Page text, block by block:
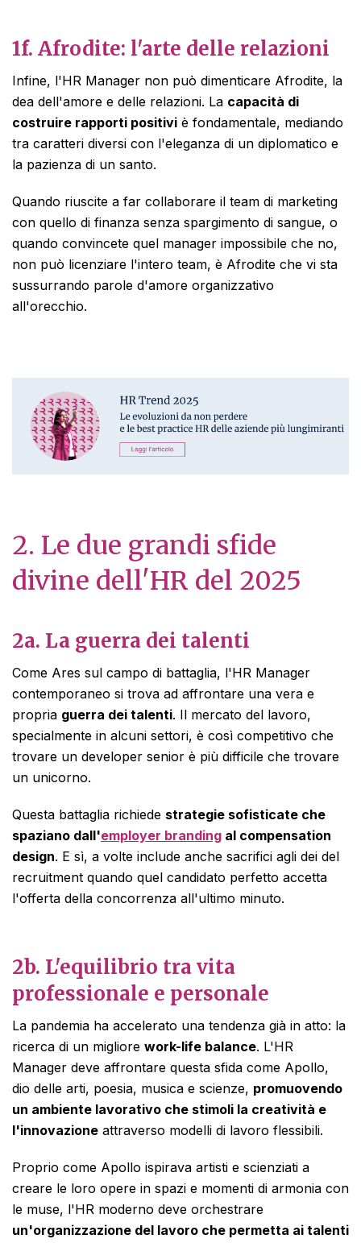
1f. Afrodite: l'arte delle relazioni
Infine, l'HR Manager non può dimenticare Afrodite, la
dea dell'amore e delle relazioni. La capacità di
costruire rapporti positivi è fondamentale, mediando
tra caratteri diversi con l'eleganza di un diplomatico e
la pazienza di un santo.
Quando riuscite a far collaborare il team di marketing
con quello di finanza senza spargimento di sangue, o
quando convincete quel manager impossibile che no,
non può licenziare l'intero team, è Afrodite che vi sta
sussurrando parole d'amore organizzativo
all'orecchio.
2. Le due grandi sfide
divine dell'HR del 2025
2a. La guerra dei talenti
Come Ares sul campo di battaglia, l'HR Manager
contemporaneo si trova ad affrontare una vera e
propria guerra dei talenti. Il mercato del lavoro,
specialmente in alcuni settori, è così competitivo che
trovare un developer senior è più difficile che trovare
un unicorno.
Questa battaglia richiede strategie sofisticate che
spaziano dall'employer branding al compensation
design. E sì, a volte include anche sacrifici agli dei del
recruitment quando quel candidato perfetto accetta
l'offerta della concorrenza all'ultimo minuto.
2b. L'equilibrio tra vita
professionale e personale
La pandemia ha accelerato una tendenza già in atto: la
ricerca di un migliore work-life balance. L'HR
Manager deve affrontare questa sfida come Apollo,
dio delle arti, poesia, musica e scienze, promuovendo
un ambiente lavorativo che stimoli la creatività e
l'innovazione attraverso modelli di lavoro flessibili.
Proprio come Apollo ispirava artisti e scienziati a
creare le loro opere in spazi e momenti di armonia con
le muse, l'HR moderno deve orchestrare
un'organizzazione del lavoro che permetta ai talenti